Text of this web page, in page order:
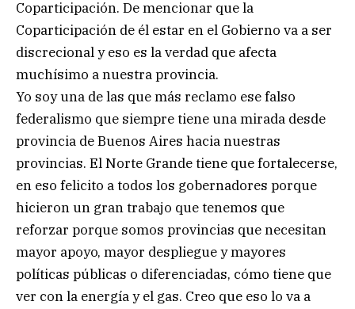
Coparticipación. De mencionar que la
Coparticipación de él estar en el Gobierno va a ser
discrecional y eso es la verdad que afecta
muchísimo a nuestra provincia.
Yo soy una de las que más reclamo ese falso
federalismo que siempre tiene una mirada desde
provincia de Buenos Aires hacia nuestras
provincias. El Norte Grande tiene que fortalecerse,
en eso felicito a todos los gobernadores porque
hicieron un gran trabajo que tenemos que
reforzar porque somos provincias que necesitan
mayor apoyo, mayor despliegue y mayores
políticas públicas o diferenciadas, cómo tiene que
ver con la energía y el gas. Creo que eso lo va a